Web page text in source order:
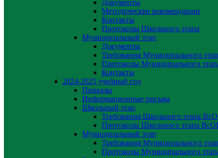
Документы
Методические рекомендации
Контакты
Протоколы Школьного этапа
Муниципальный этап
Документы
Требования Муниципального
Протоколы Муниципального
Контакты
2024-2025 учебный год
Приказы
Информационные письма
Школьный этап
Требования Школьного этапа
Протоколы Школьного этапа
Муниципальный этап
Требования Муниципального
Протоколы Муниципального